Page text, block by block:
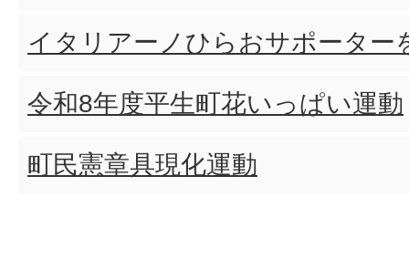
イタリアーノひらおサポーター
令和8年度平生町花いっぱい運動
町民憲章具現化運動